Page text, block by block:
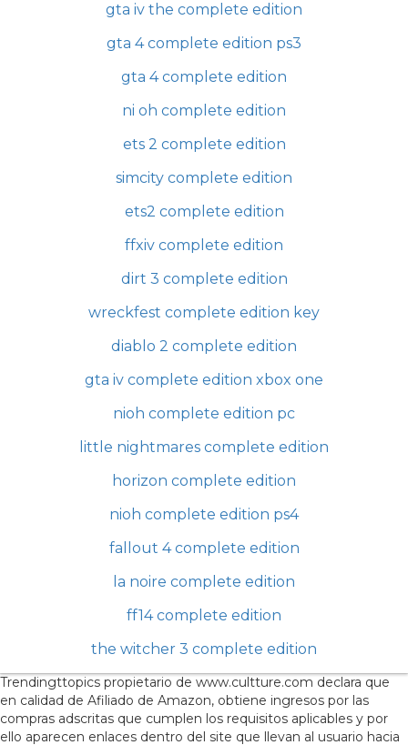
gta iv the complete edition
gta 4 complete edition ps3
gta 4 complete edition
ni oh complete edition
ets 2 complete edition
simcity complete edition
ets2 complete edition
ffxiv complete edition
dirt 3 complete edition
wreckfest complete edition key
diablo 2 complete edition
gta iv complete edition xbox one
nioh complete edition pc
little nightmares complete edition
horizon complete edition
nioh complete edition ps4
fallout 4 complete edition
la noire complete edition
ff14 complete edition
the witcher 3 complete edition
Trendingttopics propietario de www.cultture.com declara que
en calidad de Afiliado de Amazon, obtiene ingresos por las
compras adscritas que cumplen los requisitos aplicables y por
ello aparecen enlaces dentro del site que llevan al usuario hacia